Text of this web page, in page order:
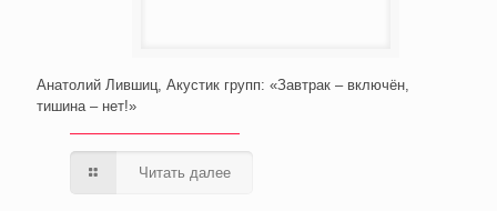
Анатолий Лившиц, Акустик групп: «Завтрак – включён,
тишина – нет!»
Читать далее